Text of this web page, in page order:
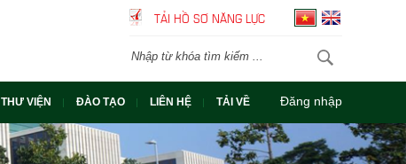
TẢI HỒ SƠ NĂNG LỰC
THƯ VIỆN ĐÀO TẠO LIÊN HỆ TẢI VỀ Đăng nhập